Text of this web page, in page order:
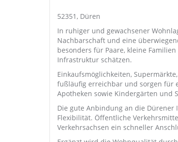
52351, Düren
In ruhiger und gewachsener
Nachbarschaft und eine
besonders für Paare, kleine
Infrastruktur schätzen.
Einkaufsmöglichkeiten,
fußläufig erreichbar und sorgen für
Apotheken sowie Kindergärten und
Die gute Anbindung an die
Flexibilität. Öffentliche
Verkehrsachsen ein schneller